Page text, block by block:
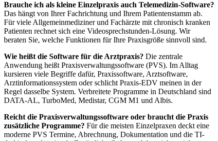
Brauche ich als kleine Einzelpraxis auch Telemedizin-Software?
Das hängt von Ihrer Fachrichtung und Ihrem Patientenstamm ab.
Für viele Allgemeinmediziner und Fachärzte mit chronisch kranken
Patienten rechnet sich eine Videosprechstunden-Lösung. Wir
beraten Sie, welche Funktionen für Ihre Praxisgröße sinnvoll sind.
Wie heißt die Software für die Arztpraxis? Die zentrale
Anwendung heißt Praxisverwaltungssoftware (PVS). Im Alltag
kursieren viele Begriffe dafür, Praxissoftware, Arztsoftware,
Arztinformationssystem oder schlicht Praxis-EDV meinen in der
Regel dasselbe System. Verbreitete Programme in Deutschland sind
DATA-AL, TurboMed, Medistar, CGM M1 und Albis.
Reicht die Praxisverwaltungssoftware oder braucht die Praxis
zusätzliche Programme? Für die meisten Einzelpraxen deckt eine
moderne PVS Termine, Abrechnung, Dokumentation und die TI-